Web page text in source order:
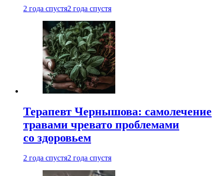
2 года спустя2 года спустя
Терапевт Чернышова: самолечение
травами чревато проблемами
со здоровьем
2 года спустя2 года спустя